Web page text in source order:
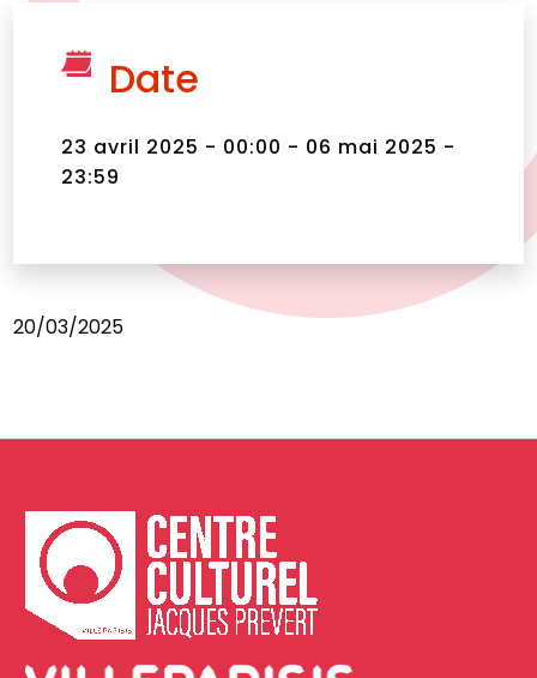
Date
23 avril 2025 - 00:00 - 06 mai 2025 -
23:59
20/03/2025